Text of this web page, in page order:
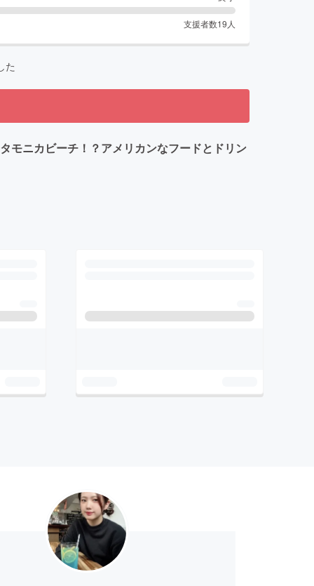
支援者数19 人
た
モニカビーチ！？アメリカンなフードとドリン